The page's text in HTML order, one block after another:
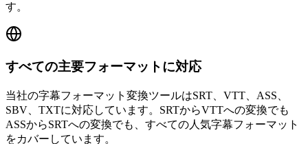
す。
すべての主要フォーマットに対応
当社の字幕フォーマット変換ツールはSRT、VTT、ASS、
SBV、TXTに対応しています。SRTからVTTへの変換でも
ASSからSRTへの変換でも、すべての人気字幕フォーマット
をカバーしています。